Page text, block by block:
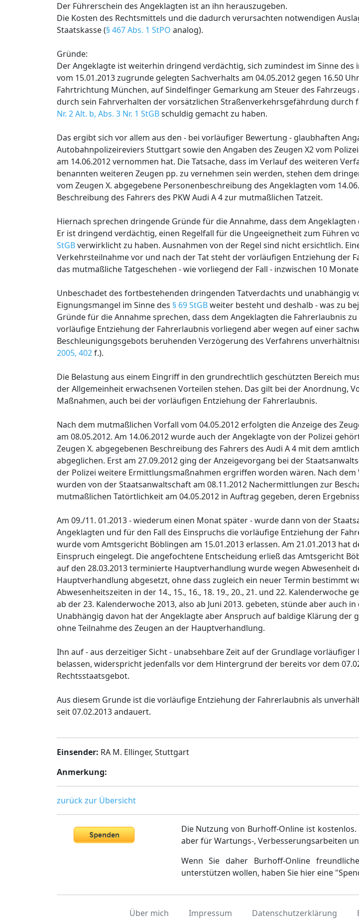
Der Führerschein des Angeklagten ist an ihn herauszugeben.
Die Kosten des Rechtsmittels und die dadurch verursachten notwendigen
Staatskasse (§ 467 Abs. 1 StPO analog).
Gründe:
Der Angeklagte ist weiterhin dringend verdächtig, sich zumindest im Sinne
vom 15.01.2013 zugrunde gelegten Sachverhalts am 04.05.2012 gegen 16.50
Fahrtrichtung München, auf Sindelfinger Gemarkung am Steuer des Fahrzeugs
durch sein Fahrverhalten der vorsätzlichen Straßenverkehrsgefährdung durch
Nr. 2 Alt. b, Abs. 3 Nr. 1 StGBschuldig gemacht zu haben.
Das ergibt sich vor allem aus den - bei vorläufiger Bewertung - glaubhaften
Autobahnpolizeireviers Stuttgart sowie den Angaben des Zeugen X2 vom
am 14.06.2012 vernommen hat. Die Tatsache, dass im Verlauf des weiteren
benannten weiteren Zeugen pp. zu vernehmen sein werden, stehen dem
vom Zeugen X. abgegebene Personenbeschreibung des Angeklagten vom
Beschreibung des Fahrers des PKW Audi A 4 zur mutmaßlichen Tatzeit.
Hiernach sprechen dringende Gründe für die Annahme, dass dem
Er ist dringend verdächtig, einen Regelfall für die Ungeeignetheit zum Führen
StGBverwirklicht zu haben. Ausnahmen von der Regel sind nicht ersichtlich.
Verkehrsteilnahme vor und nach der Tat steht der vorläufigen Entziehung der
das mutmaßliche Tatgeschehen - wie vorliegend der Fall - inzwischen 10
Unbeschadet des fortbestehenden dringenden Tatverdachts und unabhängig
Eignungsmangel im Sinne des § 69 StGBweiter besteht und deshalb - was zu
Gründe für die Annahme sprechen, dass dem Angeklagten die Fahrerlaubnis
vorläufige Entziehung der Fahrerlaubnis vorliegend aber wegen auf einer
Beschleunigungsgebots beruhenden Verzögerung des Verfahrens
2005, 402f.).
Die Belastung aus einem Eingriff in den grundrechtlich geschützten Bereich
der Allgemeinheit erwachsenen Vorteilen stehen. Das gilt bei der Anordnung,
Maßnahmen, auch bei der vorläufigen Entziehung der Fahrerlaubnis.
Nach dem mutmaßlichen Vorfall vom 04.05.2012 erfolgten die Anzeige des
am 08.05.2012. Am 14.06.2012 wurde auch der Angeklagte von der Polizei
Zeugen X. abgegebenen Beschreibung des Fahrers des Audi A 4 mit dem
abgeglichen. Erst am 27.09.2012 ging der Anzeigevorgang bei der
der Polizei weitere Ermittlungsmaßnahmen ergriffen worden wären. Nach
wurden von der Staatsanwaltschaft am 08.11.2012 Nachermittlungen zur
mutmaßlichen Tatörtlichkeit am 04.05.2012 in Auftrag gegeben, deren
Am 09./11. 01.2013 - wiederum einen Monat später - wurde dann von der
Angeklagten und für den Fall des Einspruchs die vorläufige Entziehung der
wurde vom Amtsgericht Böblingen am 15.01.2013 erlassen. Am 21.01.2013 hat
Einspruch eingelegt. Die angefochtene Entscheidung erließ das Amtsgericht
auf den 28.03.2013 terminierte Hauptverhandlung wurde wegen Abwesenheit
Hauptverhandlung abgesetzt, ohne dass zugleich ein neuer Termin bestimmt
Abwesenheitszeiten in der 14., 15., 16., 18. 19., 20., 21. und 22. Kalenderwoche
ab der 23. Kalenderwoche 2013, also ab Juni 2013. gebeten, stünde aber auch
Unabhängig davon hat der Angeklagte aber Anspruch auf baldige Klärung der
ohne Teilnahme des Zeugen an der Hauptverhandlung.
Ihn auf - aus derzeitiger Sicht - unabsehbare Zeit auf der Grundlage
belassen, widerspricht jedenfalls vor dem Hintergrund der bereits vor dem
Rechtsstaatsgebot.
Aus diesem Grunde ist die vorläufige Entziehung der Fahrerlaubnis als
seit 07.02.2013 andauert.
Einsender: RA M. Ellinger, Stuttgart
Anmerkung:
zurück zur Übersicht
Die Nutzung von Burhoff-Online ist
aber für Wartungs-, Verbesserungsarbeiten
Wenn Sie daher Burhoff-Online
unterstützen wollen, haben Sie hier eine
Über mich Impressum Datenschutzerklärung